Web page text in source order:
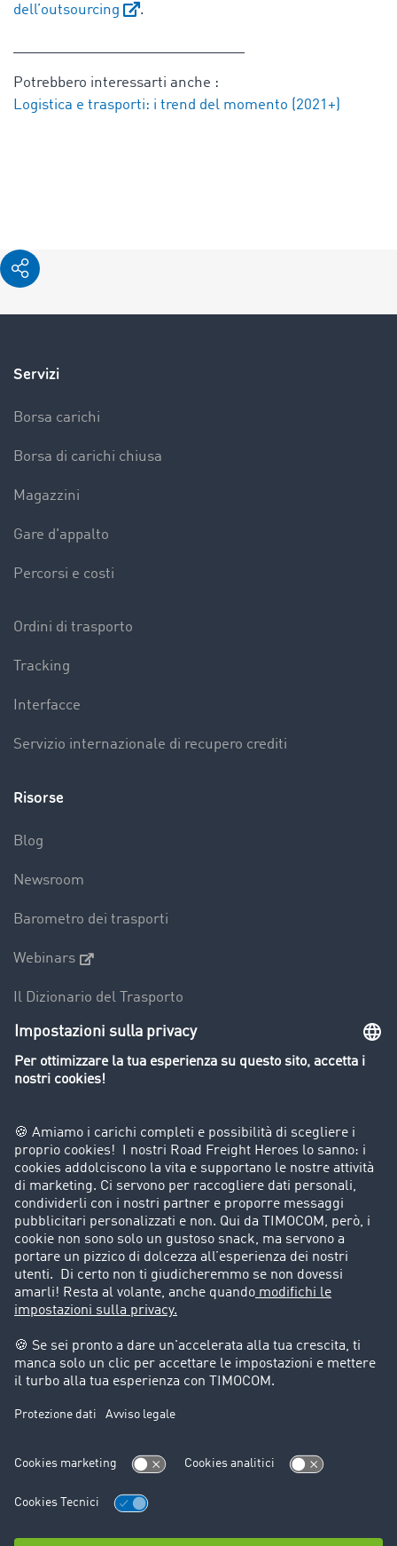
dell’outsourcing
.
Potrebbero interessarti anche :
Logistica e trasporti: i trend del momento (2021+)
Servizi
Borsa carichi
Borsa di carichi chiusa
Magazzini
Gare d'appalto
Percorsi e costi
Ordini di trasporto
Tracking
Interfacce
Servizio internazionale di recupero crediti
Risorse
Blog
Newsroom
Barometro dei trasporti
Webinars
Il Dizionario del Trasporto
Panoramica della borsa di carichi
Divieti di circolazione per mezzi pesanti
Azienda
Porta un nuovo cliente
Storie di successo
Informazioni legali
Note legali
Trattamento dei dati
Cookie-Einstellungen
Assistenza